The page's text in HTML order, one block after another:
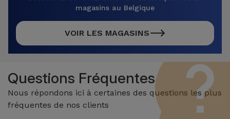
magasins au Belgique
VOIR LES MAGASINS
Questions Fréquentes
Nous répondons ici à certaines des questions les plus
fréquentes de nos clients